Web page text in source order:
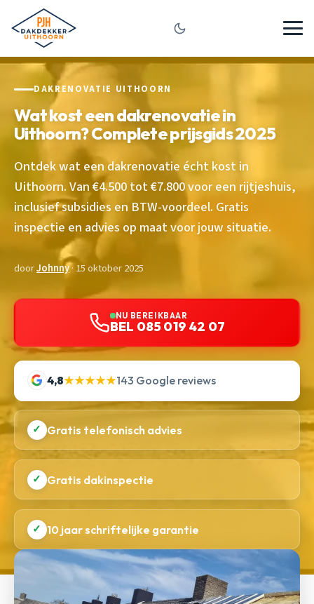
DAKRENOVATIE UITHOORN
Wat kost een dakrenovatie in
Uithoorn? Complete prijsgids 2025
Ontdek wat een dakrenovatie écht kost in
Uithoorn. Van €4.500 tot €7.800 voor een rijtjeshuis,
inclusief subsidies en BTW-voordeel. Gratis
inspectie en advies op maat voor jouw situatie.
doorJohnny· 15 oktober 2025
NU BEREIKBAAR
BEL 085 019 42 07
4,8★★★★★143 Google reviews
✓ Gratis telefonisch advies
✓ Gratis dakinspectie
✓ 10 jaar schriftelijke garantie